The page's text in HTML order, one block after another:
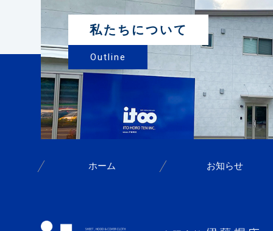
私たちについて
Outline
ホーム お知らせ